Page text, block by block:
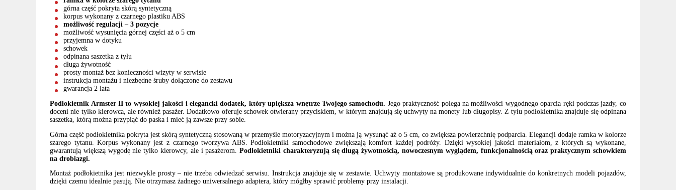
górna część pokryta skórą syntetyczną
korpus wykonany z czarnego plastiku ABS
możliwość regulacji – 3 pozycje
możliwość wysunięcia górnej części aż o 5 cm
przyjemna w dotyku
schowek
odpinana saszetka z tyłu
długa żywotność
prosty montaż bez konieczności wizyty w serwisie
instrukcja montażu i niezbędne śruby dołączone do zestawu
gwarancja 2 lata
Podłokietnik Armster II to wysokiej jakości i elegancki dodatek, który upiększa wnętrze Twojego samochodu. Jego praktyczność polega na możliwości wygodnego oparcia ręki podczas jazdy, co
doceni nie tylko kierowca, ale również pasażer. Dodatkowo oferuje schowek otwierany przyciskiem, w którym znajdują się uchwyty na monety lub długopisy. Z tyłu podłokietnika znajduje się odpinana
saszetka, którą można przypiąć do paska i mieć ją zawsze przy sobie.
Górna część podłokietnika pokryta jest skórą syntetyczną stosowaną w przemyśle motoryzacyjnym i można ją wysunąć aż o 5 cm, co zwiększa powierzchnię podparcia. Elegancji dodaje ramka w kolorze
szarego tytanu. Korpus wykonany jest z czarnego tworzywa ABS. Podłokietniki samochodowe zwiększają komfort każdej podróży. Dzięki wysokiej jakości materiałom, z których są wykonane,
gwarantują większą wygodę nie tylko kierowcy, ale i pasażerom.Podłokietniki charakteryzują się długą żywotnością, nowoczesnym wyglądem, funkcjonalnością oraz praktycznym schowkiem
na drobiazgi.
Montaż podłokietnika jest niezwykle prosty – nie trzeba odwiedzać serwisu. Instrukcja znajduje się w zestawie. Uchwyty montażowe są produkowane indywidualnie do konkretnych modeli pojazdów,
dzięki czemu idealnie pasują. Nie otrzymasz żadnego uniwersalnego adaptera, który mógłby sprawić problemy przy instalacji.